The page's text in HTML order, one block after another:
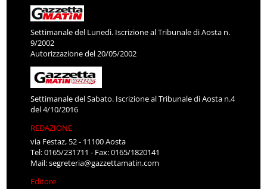
Settimanale del Lunedì. Iscrizione al Tribunale di Aosta n.
9/2002
Autorizzazione del 20/05/2002
Settimanale del Sabato. Iscrizione al Tribunale di Aosta n.4
del 4/10/2016
REDAZIONE
via Festaz, 52 - 11100 Aosta
Tel: 0165/231711 - Fax: 0165/1820141
Mail:segreteria@gazzettamatin.com
Editore